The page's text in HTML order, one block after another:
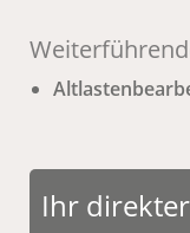
Ihr